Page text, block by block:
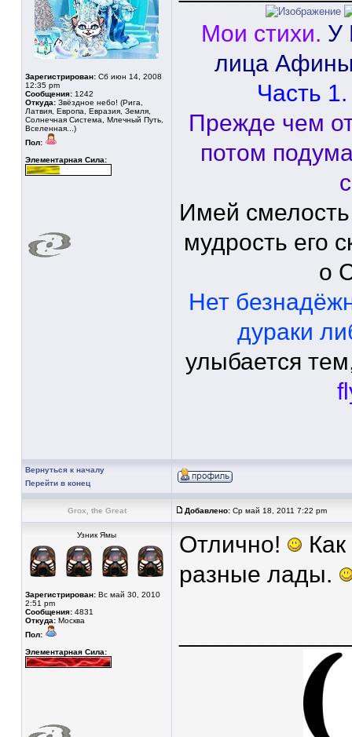
Зарегистрирован: Сб июн 14, 2008
12:35 pm
Сообщения: 1242
Откуда: Звёздное небо! (Рига,
Латвия, Европа, Евразия, Земля,
Солнечная Система, Млечный Путь,
Вселенная...)
Пол:
Элементарная Сила:
Мои стихи. У
лица
Часть
Прежде чем
потом
Имей
мудрость его
о
Нет
дураки
улыбается
Вернуться к началу
Перейти в конец
Grox, the Great Добавлено: Ср май 18, 2011 7:22 pm
Узник Ямы
Зарегистрирован: Вс май 30, 2010
2:51 pm
Сообщения: 4831
Откуда: Москва
Пол:
Элементарная Сила:
Отлично!
разные лады.